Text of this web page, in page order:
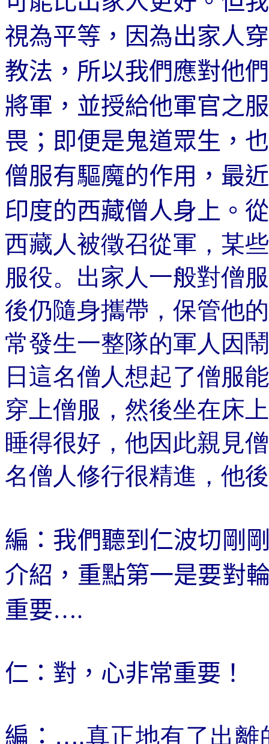
視為平等，因為出家人
教法，所以我們應對他
將軍，並授給他軍官之
畏；即便是鬼道眾生 ，
僧服有驅魔的作用，最
印度的西藏僧人身上。從
西藏人被徵召從軍，某
服役。出家人一般對僧
後仍隨身攜帶，保管他
常發生一整隊的軍人因
日這名僧人想起了僧服能
穿上僧服，然後坐在床
睡得很好，他因此親見
名僧人修行很精進，他
編：我們聽到仁波切剛
介紹，重點第一是要對
重要….
仁：對，心非常重要！
編： ….真正地有了出離